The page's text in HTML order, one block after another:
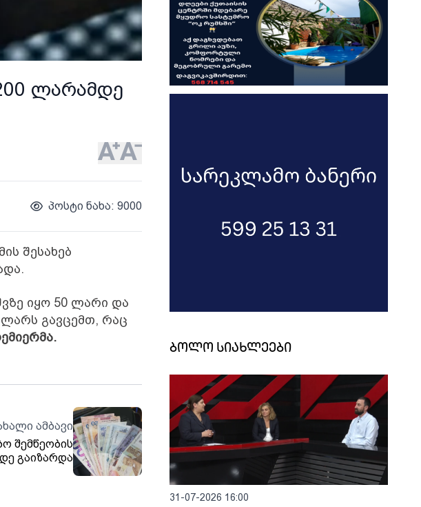
ლარამდე
პოსტი ნახა: 9000
შესახებ
იყო 50 ლარი და
ლარს გავცემთ, რაც
ამბავი
შემწეობის
გაიზარდა
ბოლო სიახლეები
31-07-2026 16:00